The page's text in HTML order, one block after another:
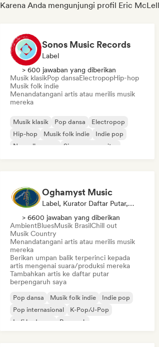
Karena Anda mengunjungi profil Eric
Sonos Music Records
Label
> 600 jawaban yang diberikan
Musik klasikPop dansaElectropopHip-hop
Musik folk indie
Menandatangani artis atau merilis musik
mereka
Musik klasik Pop dansa
Electropop
Hip-hop
Musik folk indie
Indie pop
Nouvelle scene
Singer-songwriter
Oghamyst Music
Label, Kurator Daftar Putar, Ahli Suara
> 6600 jawaban yang diberikan
AmbientBluesMusik BrasilChill out
Musik Country
Menandatangani artis atau merilis musik
mereka
Berikan umpan balik terperinci kepada
artis mengenai suara/produksi mereka
Tambahkan artis ke daftar putar
berpengaruh saya
Pop dansa Musik folk indie
Indie pop
Pop internasional
K-Pop/J-Pop
Lofi bedroom
Pop rock